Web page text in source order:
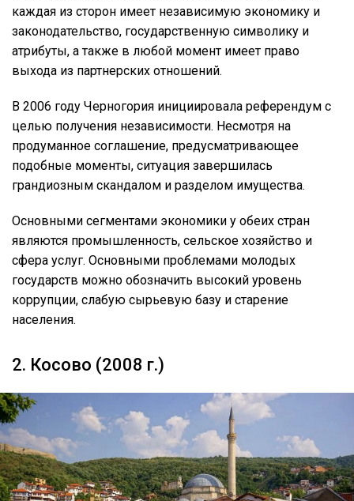
каждая из сторон имеет независимую экономику и
законодательство, государственную символику и
атрибуты, а также в любой момент имеет право
выхода из партнерских отношений.
В 2006 году Черногория инициировала референдум с
целью получения независимости. Несмотря на
продуманное соглашение, предусматривающее
подобные моменты, ситуация завершилась
грандиозным скандалом и разделом имущества.
Основными сегментами экономики у обеих стран
являются промышленность, сельское хозяйство и
сфера услуг. Основными проблемами молодых
государств можно обозначить высокий уровень
коррупции, слабую сырьевую базу и старение
населения.
2. Косово (2008 г.)